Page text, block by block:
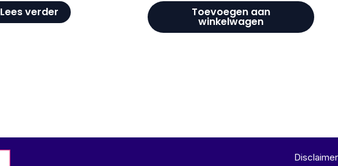
Lees verder Toevoegen aan
winkelwagen
Disclaimer